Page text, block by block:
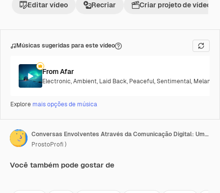
Editar vídeo Recriar Criar projeto de vídeo
Músicas sugeridas para este vídeo
From Afar
Electronic,Ambient, Laid Back, Peaceful,Sentimental,
Explore mais opções de música
Conversas Envolventes Através da Comunicação Digital: Uma Representação Artística de Balões de Mensagem e Símbolos de Diálogo Interativo
ProstoProfi )
Você também pode gostar de